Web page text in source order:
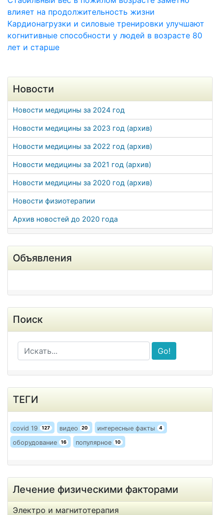
влияет на продолжительность жизни
Кардионагрузки и силовые тренировки улучшают
когнитивные способности у людей в возрасте 80
лет и старше
Новости
Новости медицины за 2024 год
Новости медицины за 2023 год (архив)
Новости медицины за 2022 год (архив)
Новости медицины за 2021 год (архив)
Новости медицины за 2020 год (архив)
Новости физиотерапии
Архив новостей до 2020 года
Объявления
Поиск
Go!
ТЕГИ
covid 19 127 видео 20 интересные факты 4
оборудование 16 популярное 10
Лечение физическими факторами
Электро и магнитотерапия